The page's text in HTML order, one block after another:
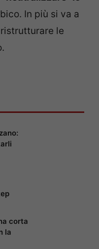
In più si va a
le
corta
la